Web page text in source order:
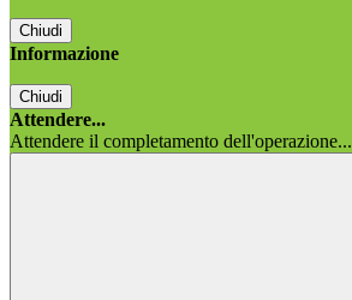
Chiudi
Informazione
Chiudi
Attendere...
Attendere il completamento dell'operazione...